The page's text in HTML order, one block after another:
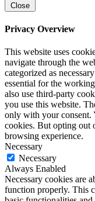
Close
Privacy Overview
This website uses
navigate through the
categorized as
essential for the
also use third-party
you use this website.
only with your consent.
cookies. But opting out
browsing experience.
Necessary
Necessary
Always Enabled
Necessary cookies are
function properly. This